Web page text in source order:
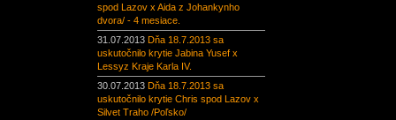
spod Lazov x Aida z Johankynho
dvora/ - 4 mesiace.
31.07.2013 Dňa 18.7.2013 sa
uskutočnilo krytie Jabina Yusef x
Lessyz Kraje Karla IV.
30.07.2013 Dňa 18.7.2013 sa
uskutočnilo krytie Chris spod Lazov x
Silvet Traho /Poľsko/